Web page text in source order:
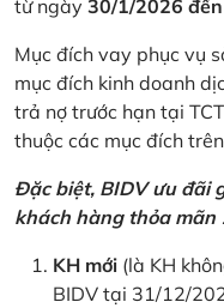
từ ngày 30/1/2026
Mục đích vay phục vụ
mục đích kinh doanh
trả nợ trước hạn tại
thuộc các mục đích
Đặc biệt, BIDV ưu đãi
khách hàng thỏa mãn
KH mới (là KH
BIDV tại 31/12/